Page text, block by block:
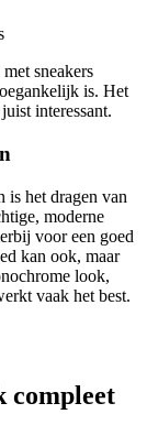
sneakers
is. Het
interessant.
is het dragen van
moderne
voor een goed
kan ook, maar
look,
vaak het best.
compleet